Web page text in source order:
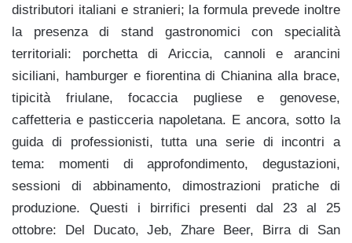
distributori italiani e stranieri; la formula prevede inoltre
la presenza di stand gastronomici con specialità
territoriali: porchetta di Ariccia, cannoli e arancini
siciliani, hamburger e fiorentina di Chianina alla brace,
tipicità friulane, focaccia pugliese e genovese,
caffetteria e pasticceria napoletana. E ancora, sotto la
guida di professionisti, tutta una serie di incontri a
tema: momenti di approfondimento, degustazioni,
sessioni di abbinamento, dimostrazioni pratiche di
produzione. Questi i birrifici presenti dal 23 al 25
ottobre: Del Ducato, Jeb, Zhare Beer, Birra di San